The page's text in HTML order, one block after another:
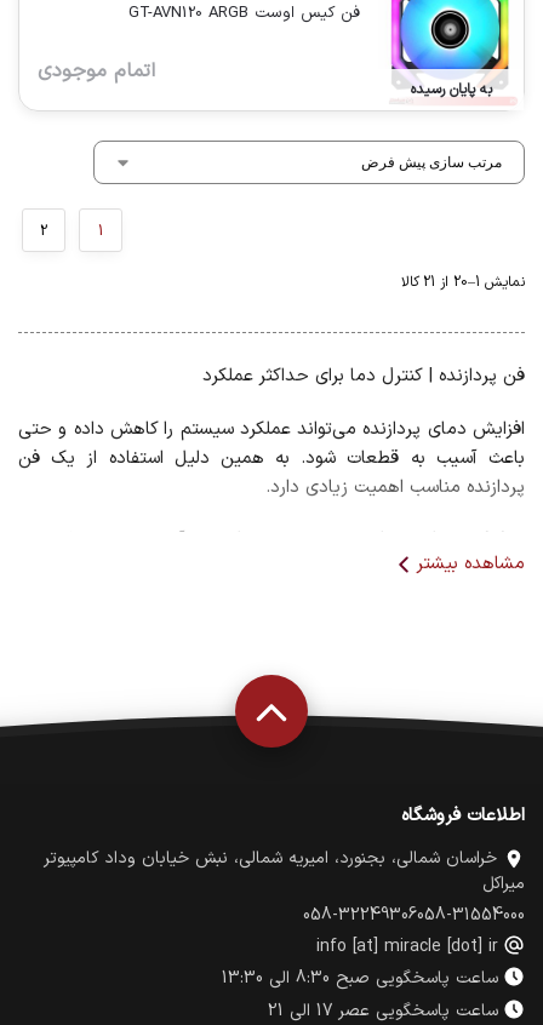
به پایان رسیده
فن کیس اوست GT-AVN120 ARGB
اتمام موجودی
نمایش 1–20 از 21 کالا
1
2
فن پردازنده | کنترل دما برای حداکثر عملکرد
افزایش دمای پردازنده می‌تواند عملکرد سیستم را کاهش داده و حتی
باعث آسیب به قطعات شود. به همین دلیل استفاده از یک فن
پردازنده مناسب اهمیت زیادی دارد.
خنک‌کننده‌های پردازنده در دو نوع بادی و آبی عرضه می‌شوند و
هرکدام مزایا و کاربردهای خاص خود را دارند. کاربران حرفه‌ای و
مشاهده بیشتر
اطلاعات فروشگاه
خراسان شمالی، بجنورد، امیریه شمالی، نبش خیابان وداد کامپیوتر
میراکل
058-31554000
058-32249306
info [at] miracle [dot] ir
ساعت پاسخگویی صبح 8:30 الی 13:30
ساعت پاسخگویی عصر 17 الی 21